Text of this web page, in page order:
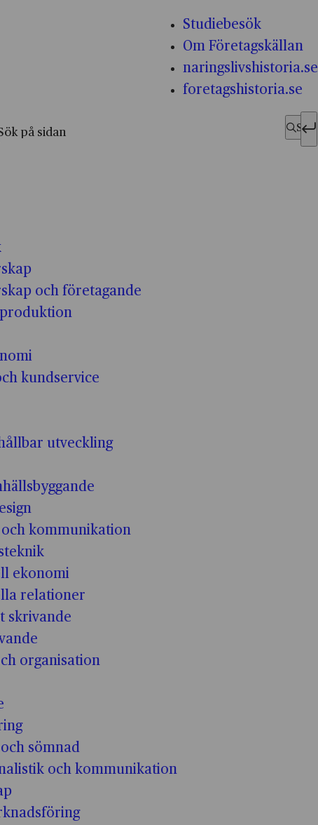
Studiebesök
Om Företagskällan
naringslivshistoria.se
foretagshistoria.se
och företagande
kundservice
utveckling
kommunikation
ekonomi
relationer
skrivande
organisation
sömnad
och kommunikation
efter: Sök